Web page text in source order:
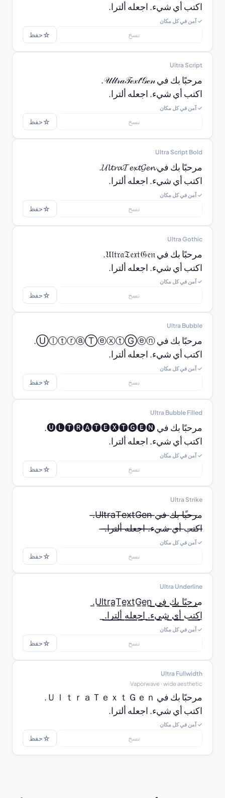
اكتب أي شيء. اجعله ألترا.
✓ آمن في كل مكان
نسخ ☆حفظ
Ultra Script
اكتب أي شيء. اجعله ألترا.
✓ آمن في كل مكان
نسخ ☆حفظ
Ultra Script Bold
اكتب أي شيء. اجعله ألترا.
✓ آمن في كل مكان
نسخ ☆حفظ
Ultra Gothic
اكتب أي شيء. اجعله ألترا.
✓ آمن في كل مكان
نسخ ☆حفظ
Ultra Bubble
اكتب أي شيء. اجعله ألترا.
✓ آمن في كل مكان
نسخ ☆حفظ
Ultra Bubble Filled
اكتب أي شيء. اجعله ألترا.
✓ آمن في كل مكان
نسخ ☆حفظ
Ultra Strike
̶ا̶ك̶ت̶ب̶ ̶أ̶ي̶ ̶ش̶ي̶ء̶.̶ ̶ا̶ج̶ع̶ل̶ه̶ ̶أ̶ل̶ت̶ر̶ا̶.̶
✓ آمن في كل مكان
نسخ ☆حفظ
Ultra Underline
̲ا̲ك̲ت̲ب̲ ̲أ̲ي̲ ̲ش̲ي̲ء̲.̲ ̲ا̲ج̲ع̲ل̲ه̲ ̲أ̲ل̲ت̲ر̲ا̲.̲
✓ آمن في كل مكان
نسخ ☆حفظ
Ultra Fullwidth
Vaporwave · wide aesthetic
اكتب أي شيء. اجعله ألترا.
✓ آمن في كل مكان
نسخ ☆حفظ